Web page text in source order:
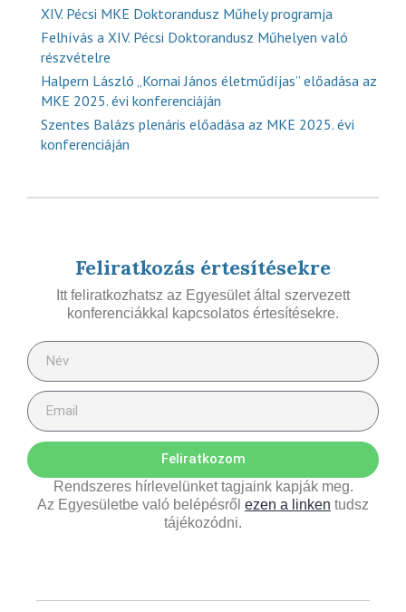
XIV. Pécsi MKE Doktorandusz Műhely programja
Felhívás a XIV. Pécsi Doktorandusz Műhelyen való
részvételre
Halpern László „Kornai János életműdíjas” előadása az
MKE 2025. évi konferenciáján
Szentes Balázs plenáris előadása az MKE 2025. évi
konferenciáján
Feliratkozás értesítésekre
Itt feliratkozhatsz az Egyesület által szervezett
konferenciákkal kapcsolatos értesítésekre.
Feliratkozom
Rendszeres hírlevelünket tagjaink kapják meg.
Az Egyesületbe való belépésről ezen a linken tudsz
tájékozódni.